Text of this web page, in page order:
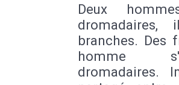
Deux
dromadaires,
branches. Des
homme
dromadaires.